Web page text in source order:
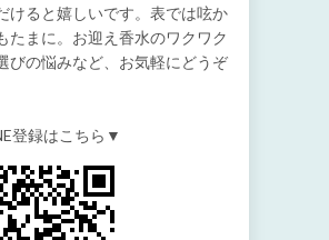
けると嬉しいです。表では呟か
たまに。お迎え香水のワクワク
びの悩みなど、お気軽にどうぞ
登録はこちら▼